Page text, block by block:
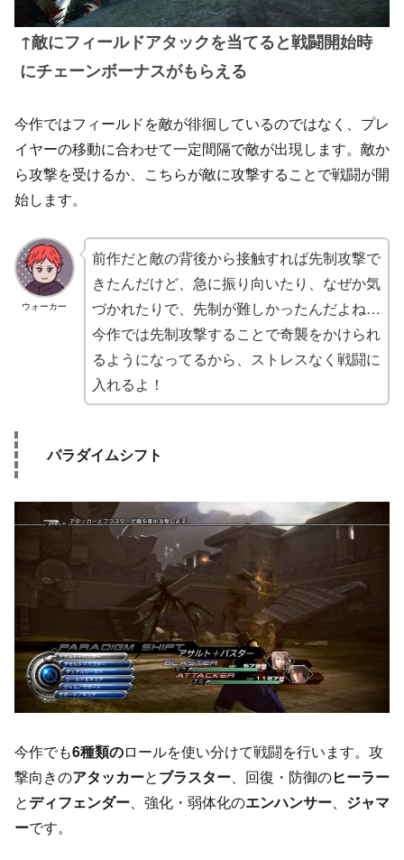
↑敵にフィールドアタックを当てると戦闘開始時
にチェーンボーナスがもらえる
今作ではフィールドを敵が徘徊しているのではなく、プレ
イヤーの移動に合わせて一定間隔で敵が出現します。敵か
ら攻撃を受けるか、こちらが敵に攻撃することで戦闘が開
始します。
ウォーカー
前作だと敵の背後から接触すれば先制攻撃で
きたんだけど、急に振り向いたり、なぜか気
づかれたりで、先制が難しかったんだよね…
今作では先制攻撃することで奇襲をかけられ
るようになってるから、ストレスなく戦闘に
入れるよ！
パラダイムシフト
今作でも6種類のロールを使い分けて戦闘を行います。攻
撃向きのアタッカーとブラスター、回復・防御のヒーラー
とディフェンダー、強化・弱体化のエンハンサー、 ジャマ
ーです。